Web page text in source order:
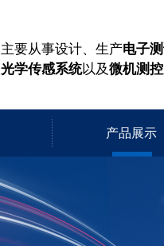
主要从事设计、生产电子
光学传感系统以及微机测
产品展示